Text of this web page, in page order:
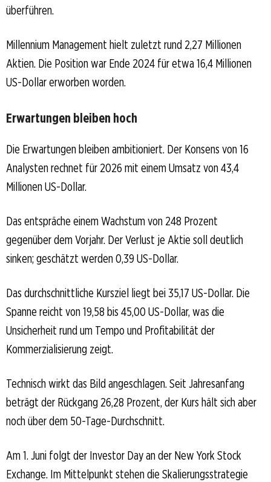
überführen.
Millennium Management hielt zuletzt rund 2,27 Millionen
Aktien. Die Position war Ende 2024 für etwa 16,4 Millionen
US-Dollar erworben worden.
Erwartungen bleiben hoch
Die Erwartungen bleiben ambitioniert. Der Konsens von 16
Analysten rechnet für 2026 mit einem Umsatz von 43,4
Millionen US-Dollar.
Das entspräche einem Wachstum von 248 Prozent
gegenüber dem Vorjahr. Der Verlust je Aktie soll deutlich
sinken; geschätzt werden 0,39 US-Dollar.
Das durchschnittliche Kursziel liegt bei 35,17 US-Dollar. Die
Spanne reicht von 19,58 bis 45,00 US-Dollar, was die
Unsicherheit rund um Tempo und Profitabilität der
Kommerzialisierung zeigt.
Technisch wirkt das Bild angeschlagen. Seit Jahresanfang
beträgt der Rückgang 26,28 Prozent, der Kurs hält sich aber
noch über dem 50-Tage-Durchschnitt.
Am 1. Juni folgt der Investor Day an der New York Stock
Exchange. Im Mittelpunkt stehen die Skalierungsstrategie